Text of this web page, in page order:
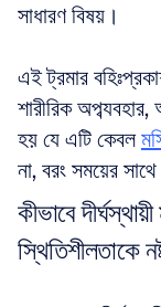
সাধারণ বিষয়।
এই ট্রমার
শারীরিক
হয় যে এটি কেবল
না, বরং সময়ের
কীভাবে
স্থিতিশীলতাকে